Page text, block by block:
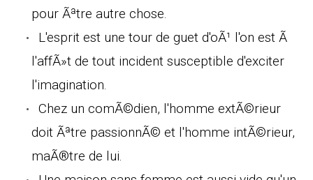
pour Ãªtre autre chose.
L'esprit est une tour de guet d'oÃ¹ l'on est Ã
l'affÃ»t de tout incident susceptible d'exciter
l'imagination.
Chez un comÃ©dien, l'homme extÃ©rieur
doit Ãªtre passionnÃ© et l'homme intÃ©rieur,
maÃ®tre de lui.